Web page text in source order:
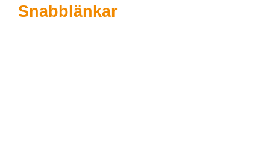
Snabblänkar